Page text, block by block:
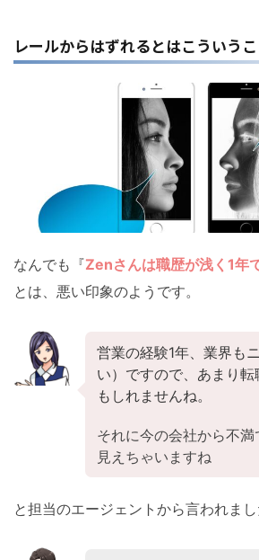
レールからはずれるとはこういう
なんでも『Zenさんは職歴が浅く1年
とは、悪い印象のようです。
営業の経験1年、業界も
い）ですので、あまり
もしれませんね。
それに今の会社から不
見えちゃいますね
と担当のエージェントから言われまし